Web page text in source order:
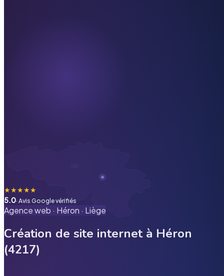
★★★★★
5.0· Avis Google vérifiés
Agence web · Héron · Liège
Création de site internet à Héron
(4217)